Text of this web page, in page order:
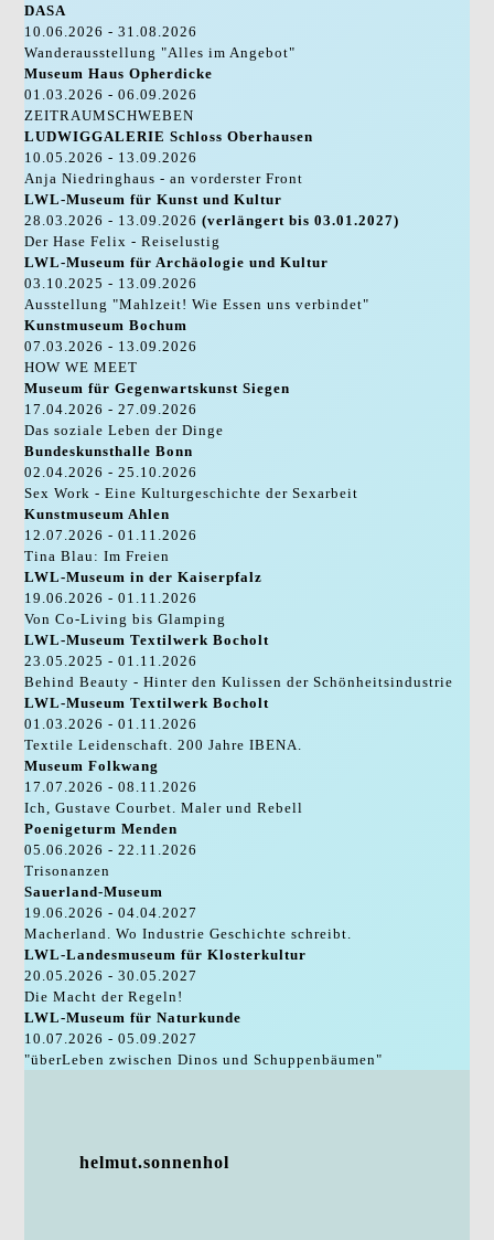
DASA
10.06.2026 - 31.08.2026
Wanderausstellung "Alles im Angebot"
Museum Haus Opherdicke
01.03.2026 - 06.09.2026
ZEITRAUMSCHWEBEN
LUDWIGGALERIE Schloss Oberhausen
10.05.2026 - 13.09.2026
Anja Niedringhaus - an vorderster Front
LWL-Museum für Kunst und Kultur
28.03.2026 - 13.09.2026(verlängert bis 03.01.2027)
Der Hase Felix - Reiselustig
LWL-Museum für Archäologie und Kultur
03.10.2025 - 13.09.2026
Ausstellung "Mahlzeit! Wie Essen uns verbindet"
Kunstmuseum Bochum
07.03.2026 - 13.09.2026
HOW WE MEET
Museum für Gegenwartskunst Siegen
17.04.2026 - 27.09.2026
Das soziale Leben der Dinge
Bundeskunsthalle Bonn
02.04.2026 - 25.10.2026
Sex Work - Eine Kulturgeschichte der Sexarbeit
Kunstmuseum Ahlen
12.07.2026 - 01.11.2026
Tina Blau: Im Freien
LWL-Museum in der Kaiserpfalz
19.06.2026 - 01.11.2026
Von Co-Living bis Glamping
LWL-Museum Textilwerk Bocholt
23.05.2025 - 01.11.2026
Behind Beauty - Hinter den Kulissen der Schönheitsindustrie
LWL-Museum Textilwerk Bocholt
01.03.2026 - 01.11.2026
Textile Leidenschaft. 200 Jahre IBENA.
Museum Folkwang
17.07.2026 - 08.11.2026
Ich, Gustave Courbet. Maler und Rebell
Poenigeturm Menden
05.06.2026 - 22.11.2026
Trisonanzen
Sauerland-Museum
19.06.2026 - 04.04.2027
Macherland. Wo Industrie Geschichte schreibt.
LWL-Landesmuseum für Klosterkultur
20.05.2026 - 30.05.2027
Die Macht der Regeln!
LWL-Museum für Naturkunde
10.07.2026 - 05.09.2027
"überLeben zwischen Dinos und Schuppenbäumen"
helmut.sonnenhol